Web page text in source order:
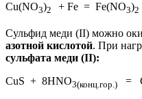
Cu(NO3)2 + Fe = Fe(NO3)2
Сульфид меди (II) можно
азотной кислотой. При
сульфата меди (II):
CuS + 8HNO3(конц.гор.) =